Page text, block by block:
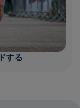
する